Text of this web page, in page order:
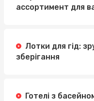
ассортимент для
Лотки для гід:
зберігання
Готелі з